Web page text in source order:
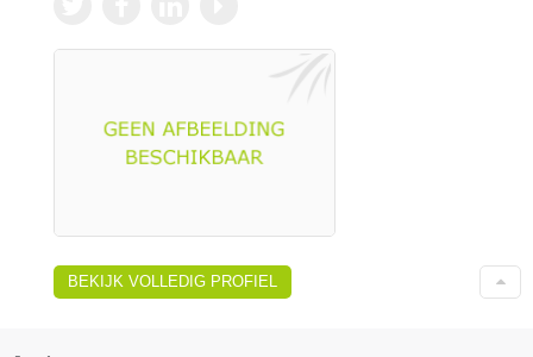
BEKIJK VOLLEDIG PROFIEL